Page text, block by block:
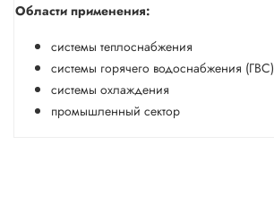
Области применения:
системы теплоснабжения
системы горячего водоснабжения (ГВС)
системы охлаждения
промышленный сектор